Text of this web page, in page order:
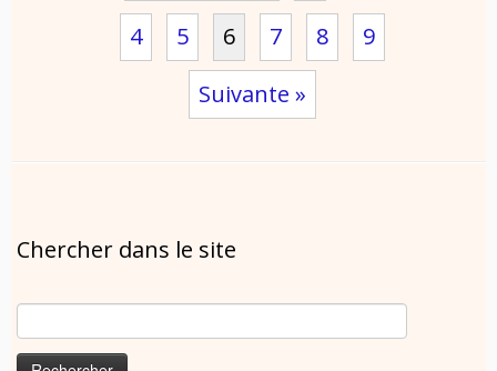
4
5 6 7 8
9
Suivante »
Chercher dans le site
Rechercher :